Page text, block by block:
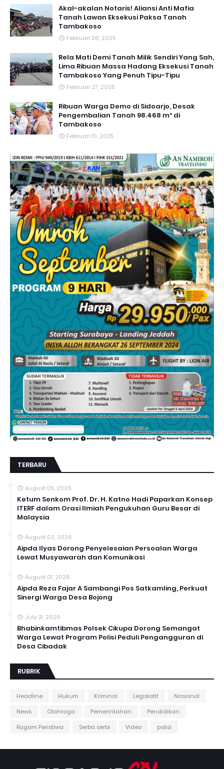
Akal-akalan Notaris! Aliansi Anti Mafia
Tanah Lawan Eksekusi Paksa Tanah
Tambakoso
Februari 26, 2025
Rela Mati Demi Tanah Milik Sendiri Yang Sah,
Lima Ribuan Massa Hadang Eksekusi Tanah
Tambakoso Yang Penuh Tipu-Tipu
Februari 27, 2025
Ribuan Warga Demo di Sidoarjo, Desak
Pengembalian Tanah 98.468 m² di
Tambakoso
Februari 10, 2025
TERBARU
August 05, 2026
Ketum Senkom Prof. Dr. H. Katno Hadi Paparkan Konsep
ITERF dalam Orasi Ilmiah Pengukuhan Guru Besar di
Malaysia
August 02, 2026
Aipda Ilyas Dorong Penyelesaian Persoalan Warga
Lewat Musyawarah dan Komunikasi
August 01, 2026
Aipda Reza Fajar A Sambangi Pos Satkamling, Perkuat
Sinergi Warga Desa Bojong
July 31, 2026
Bhabinkamtibmas Polsek Cikupa Dorong Semangat
Warga Lewat Program Polisi Peduli Pengangguran di
Desa Cibadak
RUBRIK
Headline Hukum Kriminal Legislatif
Nasional
News
Olahraga Pemerintahan
Pendidikan
Ragam Peristiwa
Serba serbi Video polisi